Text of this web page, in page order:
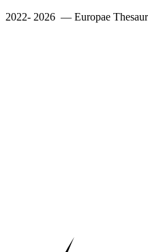
2022- 2026 — Europae